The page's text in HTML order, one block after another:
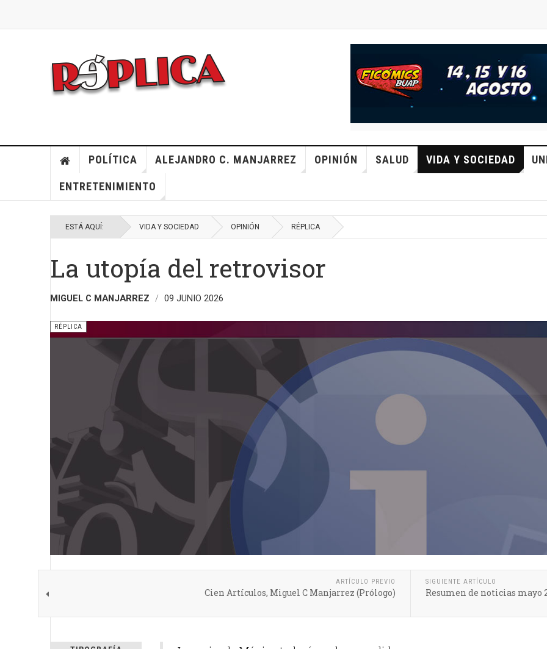
POLÍTICA ALEJANDRO C. MANJARREZ OPINIÓN SALUD VIDA Y SOCIEDAD
ENTRETENIMIENTO
ESTÁ AQUÍ: VIDA Y SOCIEDAD OPINIÓN RÉPLICA
La utopía del retrovisor
MIGUEL C MANJARREZ 09 JUNIO 2026
RÉPLICA
ARTÍCULO PREVIO
Cien Artículos, Miguel C Manjarrez (Prólogo)
SIGUIENTE ARTÍCULO
Resumen de noticias mayo